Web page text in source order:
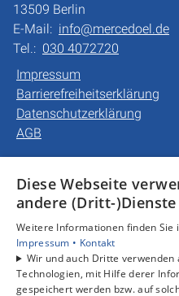
13509 Berlin
E-Mail: info@mercedoel.de
Tel.: 030 4072720
Impressum
Barrierefreiheitserklärung
Datenschutzerklärung
AGB
Privatkunden
Gewerbekunden
Karriere
Unternehmen
Kontakt
Diese Webseite
andere (Dritt-)Dienste
Weitere Informationen finden Sie
Impressum • Kontakt
Wir und auch Dritte verwenden
Technologien, mit Hilfe derer
gespeichert werden bzw. auf